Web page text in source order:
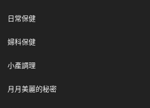
日常保健
婦科保健
小產調理
月月美麗的秘密